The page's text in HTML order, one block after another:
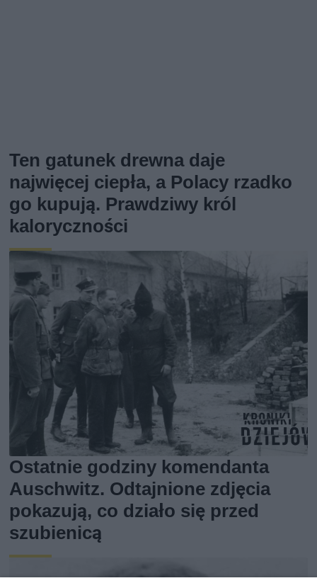
Ten gatunek drewna daje
najwięcej ciepła, a Polacy rzadko
go kupują. Prawdziwy król
kaloryczności
Ostatnie godziny komendanta
Auschwitz. Odtajnione zdjęcia
pokazują, co działo się przed
szubienicą